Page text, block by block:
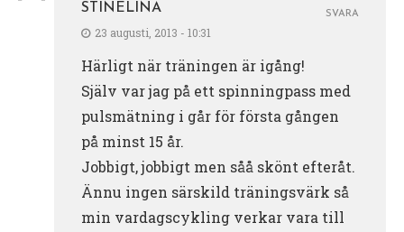
STINELINA
23 augusti, 2013 - 10:31
Härligt när träningen är igång!
Själv var jag på ett spinningpass med
pulsmätning i går för första gången
på minst 15 år.
Jobbigt, jobbigt men såå skönt efteråt.
Ännu ingen särskild träningsvärk så
min vardagscykling verkar vara till
SVARA